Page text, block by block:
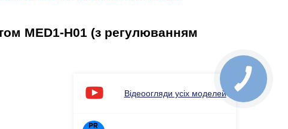
MED1-H01 (з регулюванням
Відеоогляди усіх моделей